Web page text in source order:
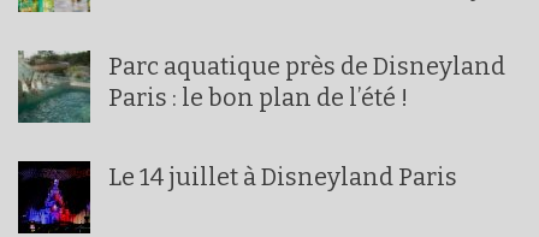
Parc aquatique près de Disneyland
Paris : le bon plan de l’été !
Le 14 juillet à Disneyland Paris